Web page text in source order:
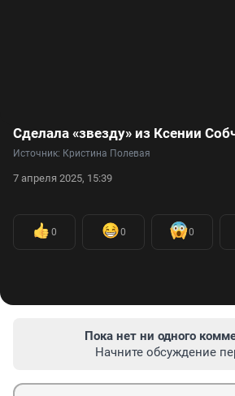
Источник: Кристина Полевая
7 апреля 2025, 15:39
0 0 0
Пока нет ни одного
Начните обсуждение